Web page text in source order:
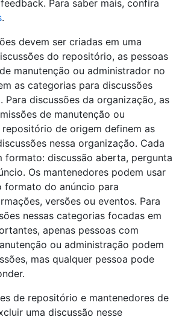
Para saber mais, confira
.
devem ser criadas em uma
do repositório, as pessoas
manutenção ou administrador no
as categorias para discussões
Para discussões da organização, as
de manutenção ou
de origem definem as
nessa organização. Cada
formato: discussão aberta, pergunta
Os mantenedores podem usar
formato do anúncio para
versões ou eventos. Para
nessas categorias focadas em
apenas pessoas com
ou administração podem
mas qualquer pessoa pode
de repositório e mantenedores de
uma discussão nesse